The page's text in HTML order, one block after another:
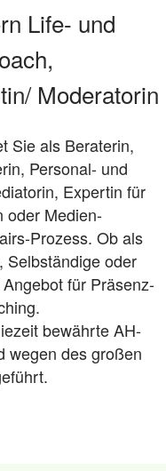
Life- und
Moderatorin
Sie als Beraterin,
Personal- und
Expertin für
oder Medien-
Prozess. Ob als
Selbständige oder
für Präsenz-
bewährte AH-
wegen des großen